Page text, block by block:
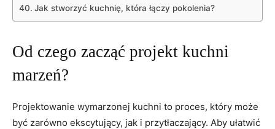
Jak stworzyć kuchnię, która ‌łączy pokolenia?
Od czego zacząć projekt kuchni
marzeń?
Projektowanie wymarzonej⁢ kuchni to proces, który może
być zarówno ekscytujący, jak‌ i przytłaczający. Aby ułatwić